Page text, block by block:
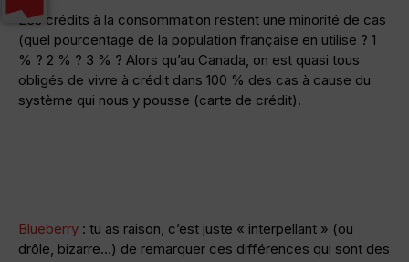
Les crédits à la consommation restent une minorité de cas
(quel pourcentage de la population française en utilise ? 1
% ? 2 % ? 3 % ? Alors qu’au Canada, on est quasi tous
obligés de vivre à crédit dans 100 % des cas à cause du
système qui nous y pousse (carte de crédit).
Blueberry : tu as raison, c’est juste « interpellant » (ou
drôle, bizarre…) de remarquer ces différences qui sont des